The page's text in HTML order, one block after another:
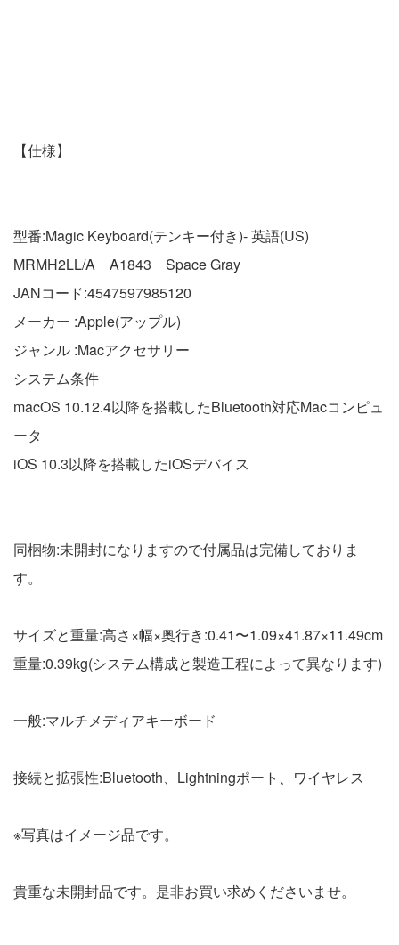
【仕様】
型番:Magic Keyboard(テンキー付き)- 英語(US)
MRMH2LL/A A1843 Space Gray
JANコード:4547597985120
メーカー :Apple(アップル)
ジャンル :Macアクセサリー
システム条件
macOS 10.12.4以降を搭載したBluetooth対応Macコンピュ
ータ
iOS 10.3以降を搭載したiOSデバイス
同梱物:未開封になりますので付属品は完備しておりま
す。
サイズと重量:高さ×幅×奥行き:0.41〜1.09×41.87×11.49cm
重量:0.39kg(システム構成と製造工程によって異なります)
一般:マルチメディアキーボード
接続と拡張性:Bluetooth、Lightningポート、ワイヤレス
※写真はイメージ品です。
貴重な未開封品です。是非お買い求めくださいませ。